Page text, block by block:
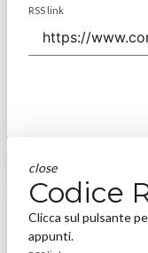
RSS link
close
Codice
Clicca sul pulsante
appunti.